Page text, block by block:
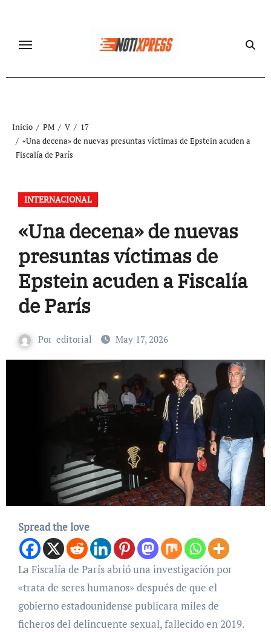
contenido
Inicio PM V
17
«Una decena» de nuevas presuntas víctimas de Epstein acuden a
Fiscalía de París
INTERNACIONAL
«Una decena» de nuevas
presuntas víctimas de
Epstein acuden a Fiscalía
de París
Por editorial May 17, 2026
Spread the love
La Fiscalía de París abrió una investigación por
«trata de seres humanos» después de que el
gobierno estadounidense publicara miles de
ficheros del delincuente sexual, fallecido en 2019.